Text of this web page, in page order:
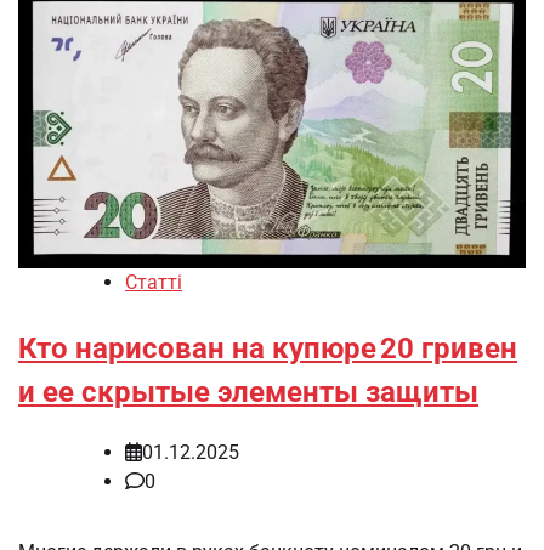
Статті
Кто нарисован на купюре 20 гривен
и ее скрытые элементы защиты
01.12.2025
0